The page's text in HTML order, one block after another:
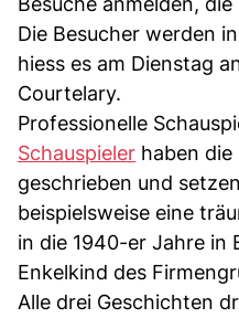
Die Besucher werden
hiess es am Dienstag
Courtelary.
Professionelle
Schauspieler haben die
geschrieben und
beispielsweise eine
in die 1940-er Jahre in
Enkelkind des
Alle drei Geschichten